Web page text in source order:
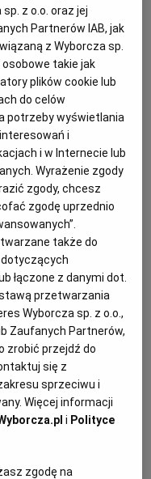
zł netto do
zastosowanie
zamówień
1 stycznia 2021
rozwiązania mające
negocjacji z
o uzyskanie
realizacji
do zamówień
progów unijnych
prowadzenia
oferty[2].
z o.o. oraz jej
Partnerów IAB, jak
z Wyborcza sp.
takie jak
plików cookie lub
do celów
potrzeby wyświetlania
i
i w Internecie lub
Wyrażenie zgody
zgody, chcesz
zgodę uprzednio
także do
łączone z danymi dot.
przetwarzania
Wyborcza sp. z o.o.,
Zaufanych Partnerów,
zrobić przejdź do
się z
sprzeciwu i
Więcej informacji
i Polityce
zgodę na